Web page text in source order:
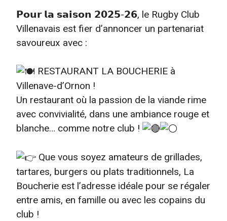
𝗣𝗼𝘂𝗿 𝗹𝗮 𝘀𝗮𝗶𝘀𝗼𝗻 𝟮𝟬𝟮𝟱-𝟮𝟲, le Rugby Club
Villenavais est fier d’annoncer un partenariat
savoureux avec :
RESTAURANT LA BOUCHERIE à
Villenave-d’Ornon !
Un restaurant où la passion de la viande rime
avec convivialité, dans une ambiance rouge et
blanche… comme notre club !
Que vous soyez amateurs de grillades,
tartares, burgers ou plats traditionnels, La
Boucherie est l’adresse idéale pour se régaler
entre amis, en famille ou avec les copains du
club !